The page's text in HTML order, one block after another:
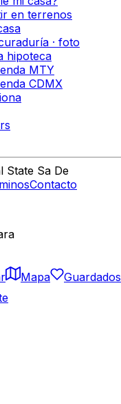
en terrenos
· foto
hipoteca
MTY
CDMX
State Sa De
Contacto
Mapa Guardados